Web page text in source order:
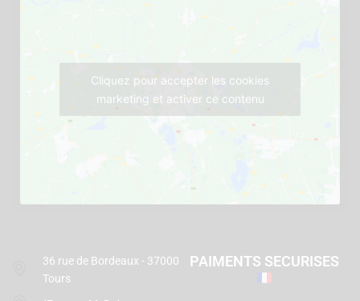
Cliquez pour accepter les cookies
marketing et activer ce contenu
36 rue de Bordeaux - 37000
Tours
PAIMENTS SECURISES